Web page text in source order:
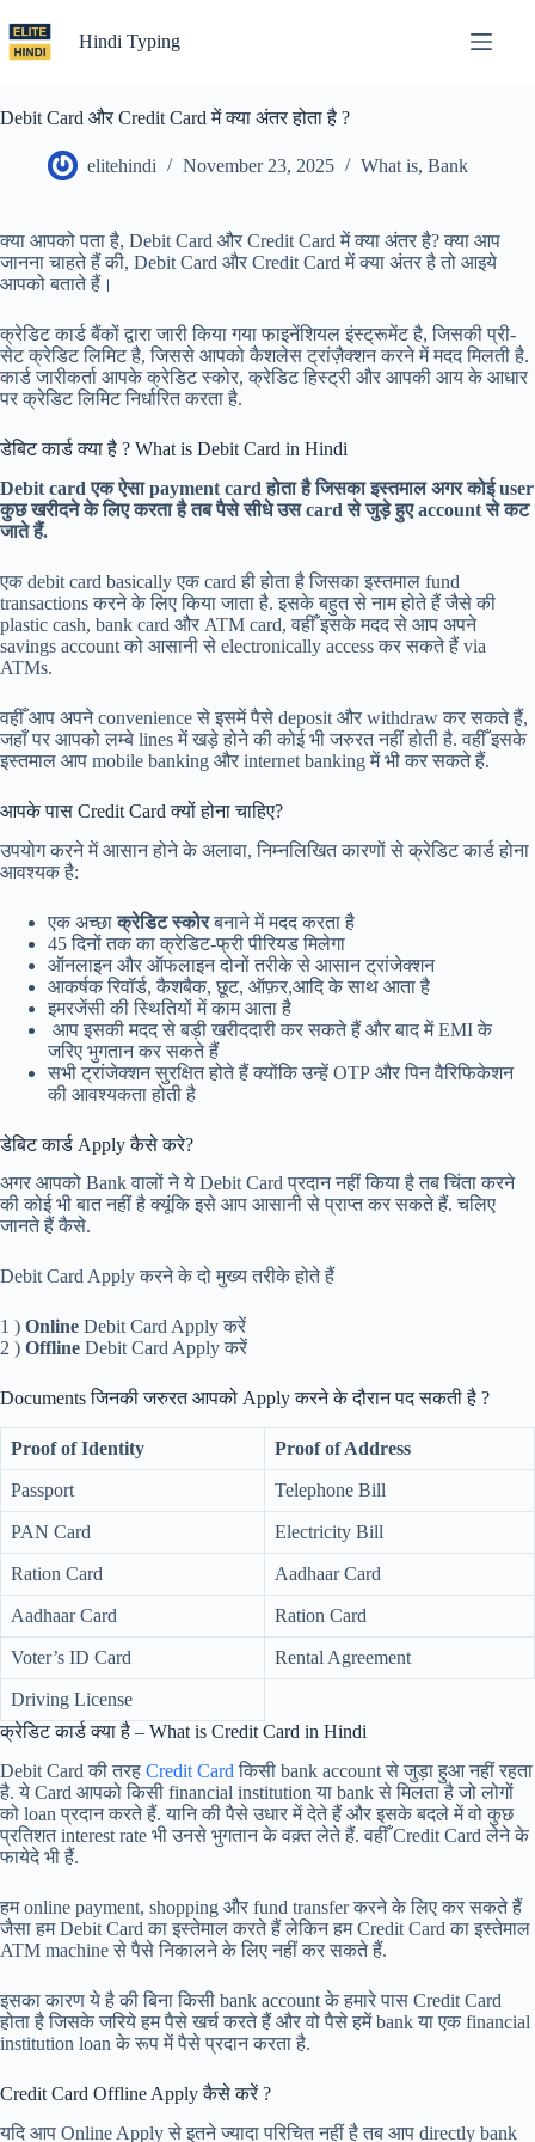
to
content
Hindi Typing
Debit Card और Credit Card में क्या अंतर होता है ?
elitehindi November 23, 2025 What is, Bank
क्या आपको पता है, Debit Card और Credit Card में क्या अंतर है? क्या आप
जानना चाहते हैं की, Debit Card और Credit Card में क्या अंतर है तो आइये
आपको बताते हैं।
क्रेडिट कार्ड बैंकों द्वारा जारी किया गया फाइनेंशियल इंस्ट्रूमेंट है, जिसकी प्री-
सेट क्रेडिट लिमिट है, जिससे आपको कैशलेस ट्रांज़ैक्शन करने में मदद मिलती है.
कार्ड जारीकर्ता आपके क्रेडिट स्कोर, क्रेडिट हिस्ट्री और आपकी आय के आधार
पर क्रेडिट लिमिट निर्धारित करता है.
डेबिट कार्ड क्या है ? What is Debit Card in Hindi
Debit card एक ऐसा payment card होता है जिसका इस्तमाल अगर कोई user
कुछ खरीदने के लिए करता है तब पैसे सीधे उस card से जुड़े हुए account से कट
जाते हैं.
एक debit card basically एक card ही होता है जिसका इस्तमाल fund
transactions करने के लिए किया जाता है. इसके बहुत से नाम होते हैं जैसे की
plastic cash, bank card और ATM card, वहीँ इसके मदद से आप अपने
savings account को आसानी से electronically access कर सकते हैं via
ATMs.
वहीँ आप अपने convenience से इसमें पैसे deposit और withdraw कर सकते हैं,
जहाँ पर आपको लम्बे lines में खड़े होने की कोई भी जरुरत नहीं होती है. वहीँ इसके
इस्तमाल आप mobile banking और internet banking में भी कर सकते हैं.
आपके पास Credit Card क्यों होना चाहिए?
उपयोग करने में आसान होने के अलावा, निम्नलिखित कारणों से क्रेडिट कार्ड होना
आवश्यक है:
एक अच्छाक्रेडिट स्कोरबनाने में मदद करता है
45 दिनों तक का क्रेडिट-फ्री पीरियड मिलेगा
ऑनलाइन और ऑफलाइन दोनों तरीके से आसान ट्रांजेक्शन
आकर्षक रिवॉर्ड, कैशबैक, छूट, ऑफ़र,आदि के साथ आता है
इमरजेंसी की स्थितियों में काम आता है
आप इसकी मदद से बड़ी खरीददारी कर सकते हैं और बाद में EMI के
जरिए भुगतान कर सकते हैं
सभी ट्रांजेक्शन सुरक्षित होते हैं क्योंकि उन्हें OTP और पिन वैरिफिकेशन
की आवश्यकता होती है
डेबिट कार्ड Apply कैसे करे?
अगर आपको Bank वालों ने ये Debit Card प्रदान नहीं किया है तब चिंता करने
की कोई भी बात नहीं है क्यूंकि इसे आप आसानी से प्राप्त कर सकते हैं. चलिए
जानते हैं कैसे.
Debit Card Apply करने के दो मुख्य तरीके होते हैं
1 ) Online Debit Card Apply करें
2 ) Offline Debit Card Apply करें
Documents जिनकी जरुरत आपको Apply करने के दौरान पद सकती है ?
Proof of Identity Proof of Address
Passport Telephone Bill
PAN Card Electricity Bill
Ration Card Aadhaar Card
Aadhaar Card Ration Card
Voter’s ID Card Rental Agreement
Driving License
क्रेडिट कार्ड क्या है – What is Credit Card in Hindi
Debit Card की तरह Credit Card किसी bank account से जुड़ा हुआ नहीं रहता
है. ये Card आपको किसी financial institution या bank से मिलता है जो लोगों
को loan प्रदान करते हैं. यानि की पैसे उधार में देते हैं और इसके बदले में वो कुछ
प्रतिशत interest rate भी उनसे भुगतान के वक़्त लेते हैं. वहीँ Credit Card लेने के
फायेदे भी हैं.
हम online payment, shopping और fund transfer करने के लिए कर सकते हैं
जैसा हम Debit Card का इस्तेमाल करते हैं लेकिन हम Credit Card का इस्तेमाल
ATM machine से पैसे निकालने के लिए नहीं कर सकते हैं.
इसका कारण ये है की बिना किसी bank account के हमारे पास Credit Card
होता है जिसके जरिये हम पैसे खर्च करते हैं और वो पैसे हमें bank या एक financial
institution loan के रूप में पैसे प्रदान करता है.
Credit Card Offline Apply कैसे करें ?
यदि आप Online Apply से इतने ज्यादा परिचित नहीं है तब आप directly bank